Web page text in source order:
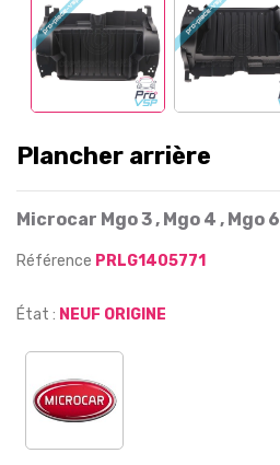
Plancher arrière
Microcar Mgo 3 , Mgo 4 , Mgo 6
Référence PRLG1405771
État : NEUF ORIGINE